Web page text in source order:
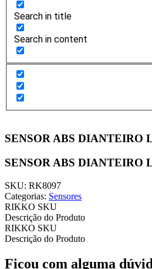
Search in title
Search in content
SENSOR ABS DIANTEIRO
SENSOR ABS DIANTEIRO
SKU: RK8097
Categorias: Sensores
RIKKO SKU
Descrição do Produto
RIKKO SKU
Descrição do Produto
Ficou com alguma